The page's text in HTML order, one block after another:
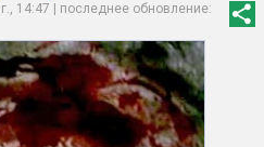
14:47 | последнее обновление: